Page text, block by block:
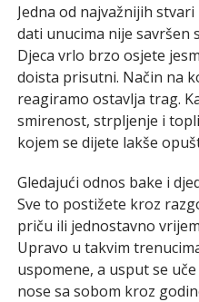
Jedna od najvažnijih
dati unucima nije savršen
Djeca vrlo brzo osjete
doista prisutni. Način na
reagiramo ostavlja trag.
smirenost, strpljenje i
kojem se dijete lakše
Gledajući odnos bake i
Sve to postižete kroz
priču ili jednostavno
Upravo u takvim
uspomene, a usput se
nose sa sobom kroz